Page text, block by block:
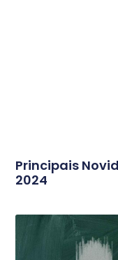
Principais
2024